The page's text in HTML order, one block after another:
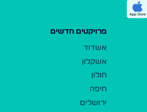
פרויקטים חדשים
אשדוד
אשקלון
חולון
חיפה
ירושלים